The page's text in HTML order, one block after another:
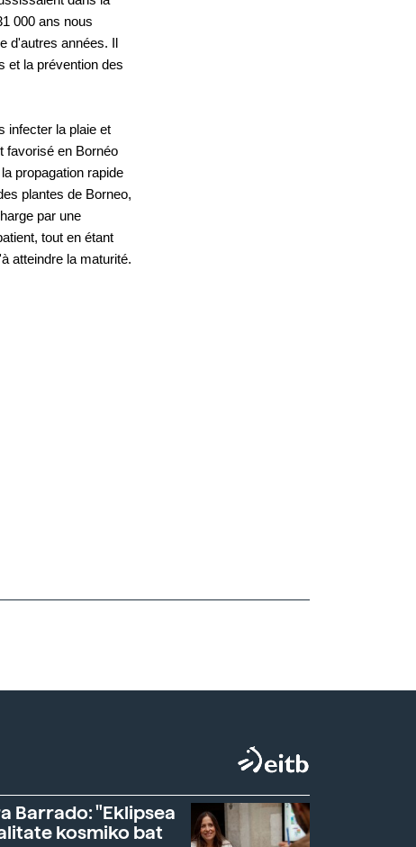
000 ans nous
d'autres années. Il
et la prévention des
infecter la plaie et
favorisé en Bornéo
propagation rapide
plantes de Borneo,
par une
tout en étant
atteindre la maturité.
Barrado: "Eklipsea
kosmiko bat